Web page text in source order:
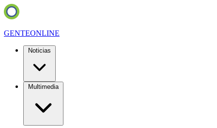
GENTEONLINE
Noticias
Multimedia